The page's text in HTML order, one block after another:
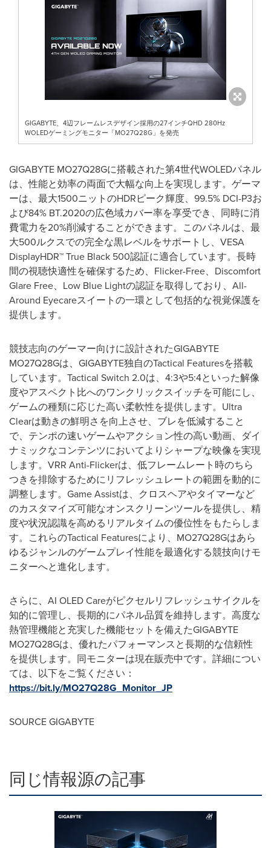
GIGABYTE、4辺フレームレスデザイン採用の27インチQHD 280Hz
WOLEDゲーミングモニター「MO27Q28G」を発売
GIGABYTE MO27Q28Gに搭載された第4世代WOLEDパネル
は、性能と効率の両面で大幅な向上を実現します。ゲーマ
ーは、最大1500ニットのHDRピーク輝度、99.5% DCI-P3お
よび84% BT.2020の広色域カバー率を享受でき、同時に消
費電力を20%削減することができます。このパネルは、最
大500ルクスでの完全な黒レベルをサポートし、VESA
DisplayHDR™ True Black 500認証に適合しています。長時
間の視聴快適性を確保するため、Flicker-Free、Discomfort
Glare Free、Low Blue Lightの認証を取得しており、All-
Around Eyecareスイートの一環として包括的な視覚保護を
提供します。
競技志向のゲーマー向けに設計されたGIGABYTE
MO27Q28Gは、GIGABYTE独自のTactical Featuresを搭載
しています。Tactical Switch 2.0は、4:3や5:4といった解像
度やアスペクト比へのワンクリックスイッチを可能にし、
ゲームの種類に応じた高い柔軟性を提供します。Ultra
Clearは動きの鮮明さを向上させ、ブレを低減すること
で、テンポの速いゲームやアクション性の高い動画、ダイ
ナミックなコンテンツにおいてよりシャープな映像を実現
します。VRR Anti-Flickerは、低フレームレート時のちら
つきを排除するためにリフレッシュレートの範囲を動的に
調整します。Game Assistは、クロスヘアやタイマーなど
のカスタマイズ可能なオンスクリーンツールを提供し、精
度や状況認識を高めるリアルタイムの優位性をもたらしま
す。これらのTactical Featuresにより、MO27Q28Gはあら
ゆるジャンルのゲームプレイ性能を最適化する競技向けモ
ニターへと進化します。
さらに、AI OLED Careがピクセルリフレッシュサイクルを
知的に管理し、長期的にパネル品質を維持します。高度な
熱管理機能と充実した機能セットを備えたGIGABYTE
MO27Q28Gは、優れたパフォーマンスと長期的な信頼性
を提供します。同モニターは現在販売中です。詳細につい
ては、以下をご覧ください：
https://bit.ly/MO27Q28G_Monitor_JP
SOURCE GIGABYTE
同じ情報源の記事